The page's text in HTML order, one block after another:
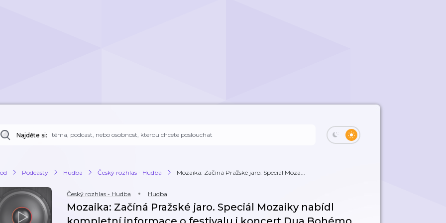
Najděte si:
Podcasty Hudba Český rozhlas - Hudba Mozaika: Začíná Pražské jaro. Speciál Moza...
Český rozhlas - Hudba Hudba
Mozaika: Začíná Pražské jaro. Speciál Mozaiky nabídl